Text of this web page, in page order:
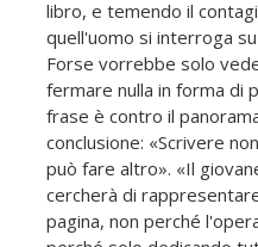
libro, e temendo il
quell'uomo si interroga
Forse vorrebbe solo
fermare nulla in forma di
frase è contro il
conclusione: «Scrivere
può fare altro». «Il
cercherà di
pagina, non perché